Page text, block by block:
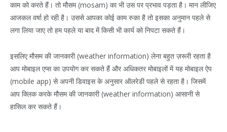
काम को करते हैं। तो मौसम (mosam) का भी उस पर प्रभाव पड़ता है। मान लीजिए
आजकल वर्षा हो रही है। उससे आपका कोई काम रुका है तो इसका अनुमान पहले से
लगा लिया जाए तो हम पहले या बाद में किसी भी कार्य को निपटा सकते हैं।
इसलिए मौसम की जानकारी (weather information) लेना बहुत ज़रूरी रहता है
आप मोबाइल एप्स का उपयोग कर सकते हैं और अधिकतर मोबाइलों में यह मोबाइल ऐप
(mobile app) से अपनी डिवाइस के अनुसार ऑलरेडी पहले से रहता है। जिसमें
आप क्लिक करके मौसम की जानकारी (weather information) आसानी से
हासिल कर सकते हैं।